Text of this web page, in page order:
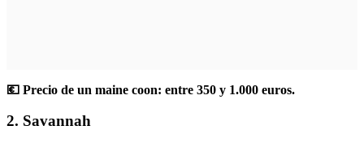
💶 Precio de un maine coon: entre 350 y 1.000 euros.
2. Savannah